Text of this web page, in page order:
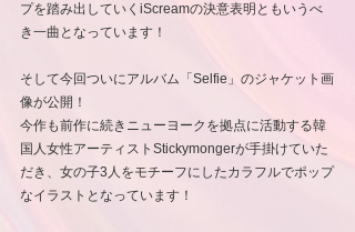
プを踏み出していくiScreamの決意表明ともいうべ
き一曲となっています！
そして今回ついにアルバム「Selfie」のジャケット画
像が公開！
今作も前作に続きニューヨークを拠点に活動する韓
国人女性アーティストStickymongerが手掛けていた
だき、女の子3人をモチーフにしたカラフルでポップ
なイラストとなっています！